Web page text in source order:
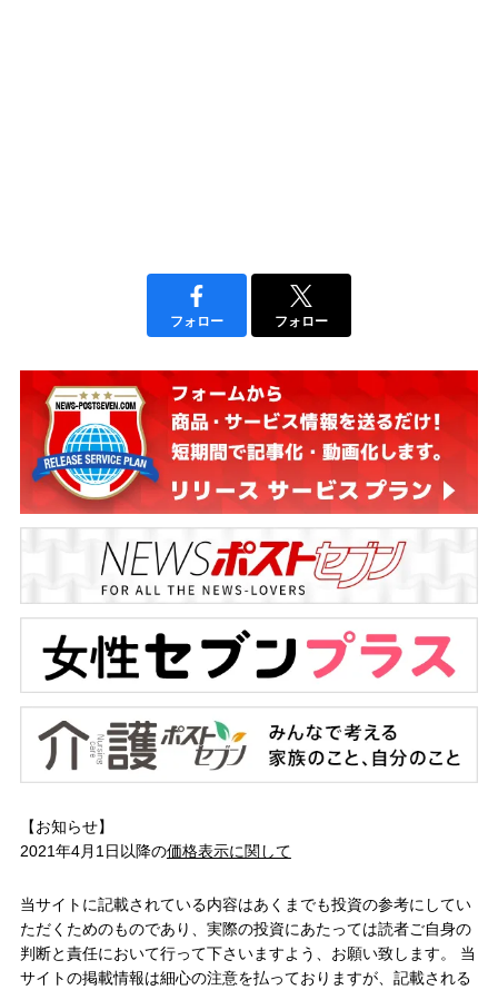
フォロー フォロー
【お知らせ】
2021年4月1日以降の価格表示に関して
当サイトに記載されている内容はあくまでも投資の参考にしてい
ただくためのものであり、実際の投資にあたっては読者ご自身の
判断と責任において行って下さいますよう、お願い致します。 当
サイトの掲載情報は細心の注意を払っておりますが、記載される